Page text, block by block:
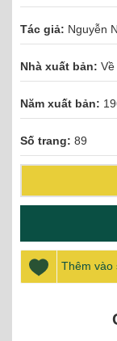
Tác giả: Nguyễn
Nhà xuất bản: Về
Năm xuất bản:
Số trang: 89
Thêm vào